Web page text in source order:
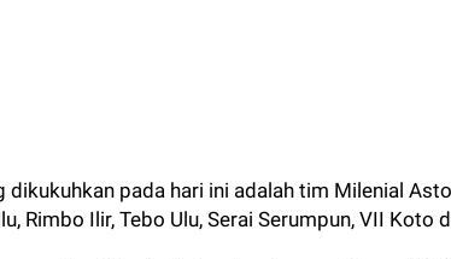
dikukuhkan pada hari ini adalah tim Milenial
Rimbo Ilir, Tebo Ulu, Serai Serumpun, VII Koto